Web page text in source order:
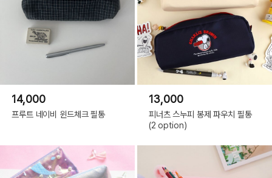
14,000
프루트 네이비 윈드체크 필통
13,000
피너츠 스누피 봉제 파우치 필통
(2 option)